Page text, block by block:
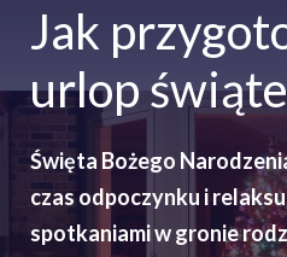
Jak
urlop
Święta Bożego
czas odpoczynku i
spotkaniami w gronie